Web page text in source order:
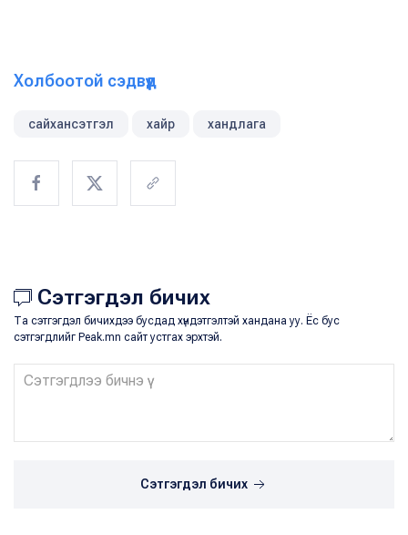
Холбоотой сэдвүүд
сайхансэтгэл хайр хандлага
Сэтгэгдэл бичих
Та сэтгэгдэл бичихдээ бусдад хүндэтгэлтэй хандана уу. Ёс бус
сэтгэгдлийг Peak.mn сайт устгах эрхтэй.
Сэтгэгдэл бичих